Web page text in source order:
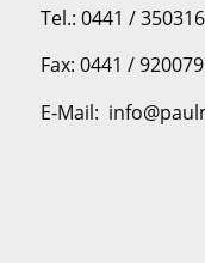
Tel.: 0441 /
Fax: 0441 /
E-Mail: